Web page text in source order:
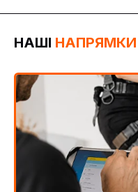
НАШІ НАПРЯМКИ